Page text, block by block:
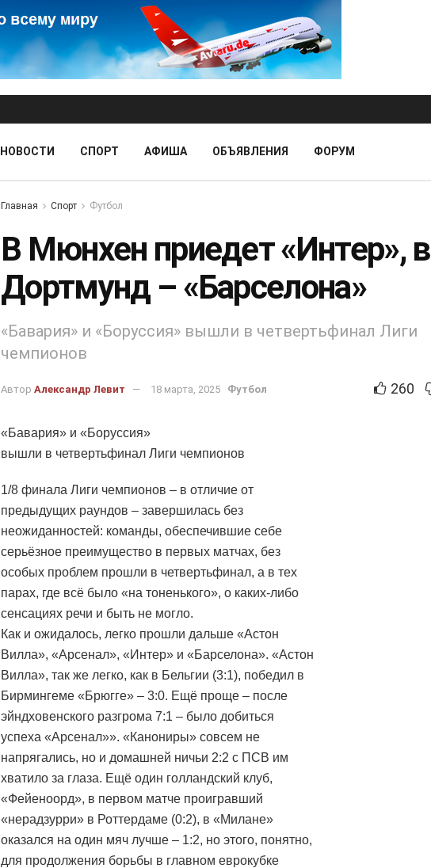
НОВОСТИ СПОРТ АФИША ОБЪЯВЛЕНИЯ ФОРУМ
Главная Спорт Футбол
В Мюнхен приедет «Интер», в
Дортмунд – «Барселона»
«Бавария» и «Боруссия» вышли в четвертьфинал Лиги
чемпионов
Автор Александр Левит 18 марта, 2025 Футбол 260
«Бавария» и «Боруссия»
вышли в четвертьфинал Лиги чемпионов
1/8 финала Лиги чемпионов – в отличие от
предыдущих раундов – завершилась без
неожиданностей: команды, обеспечившие себе
серьёзное преимущество в первых матчах, без
особых проблем прошли в четвертьфинал, а в тех
парах, где всё было «на тоненького», о каких-либо
сенсациях речи и быть не могло.
Как и ожидалось, легко прошли дальше «Астон
Вилла», «Арсенал», «Интер» и «Барселона». «Астон
Вилла», так же легко, как в Бельгии (3:1), победил в
Бирмингеме «Брюгге» – 3:0. Ещё проще – после
эйндховенского разгрома 7:1 – было добиться
успеха «Арсенал»». «Канониры» совсем не
напрягались, но и домашней ничьи 2:2 с ПСВ им
хватило за глаза. Ещё один голландский клуб,
«Фейеноорд», в первом матче проигравший
«нерадзурри» в Роттердаме (0:2), в «Милане»
оказался на один мяч лучше – 1:2, но этого, понятно,
для продолжения борьбы в главном еврокубке